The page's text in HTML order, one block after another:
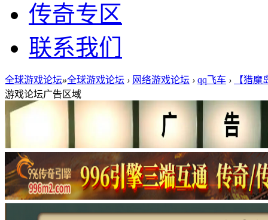
传奇专区
联系我们
全球游戏论坛»全球游戏论坛 › 网络游戏论坛 › qq飞车 ›
【猎
游戏论坛广告区域